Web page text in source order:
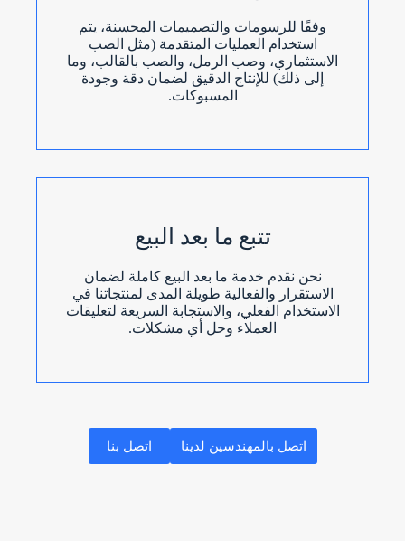
وفقًا للرسومات والتصميمات المحسنة، يتم
استخدام العمليات المتقدمة (مثل الصب
الاستثماري، وصب الرمل، والصب بالقالب، وما
إلى ذلك) للإنتاج الدقيق لضمان دقة وجودة
المسبوكات.
تتبع ما بعد البيع
نحن نقدم خدمة ما بعد البيع كاملة لضمان
الاستقرار والفعالية طويلة المدى لمنتجاتنا في
الاستخدام الفعلي، والاستجابة السريعة لتعليقات
العملاء وحل أي مشكلات.
اتصل بالمهندسين لدينا اتصل بنا